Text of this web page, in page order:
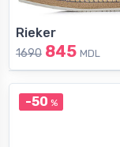
Rieker
1690 845 MDL
-50 %